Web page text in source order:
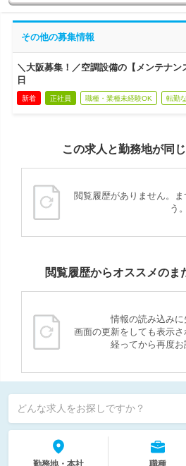
その他の募集情報
＼大阪募集！／空調設備の【メンテナ
日
新着 正社員 職種・業種未経験OK 転勤
この求人と勤務地が同
閲覧履歴がありません。
う。
閲覧履歴からオススメのま
情報の読み込みに
画面の更新をしても表示さ
経ってから再度お
どんな求人をお探しですか？